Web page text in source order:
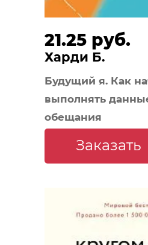
21.25 руб.
Харди Б.
Будущий я. Как
выполнять
обещания
Заказать